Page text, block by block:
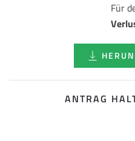
Für
ANTRAG